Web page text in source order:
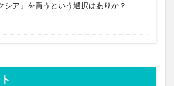
シア」を買うという選択はありか？